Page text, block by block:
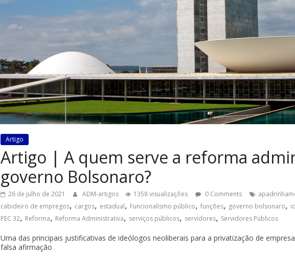
Artigo
Artigo | A quem serve a reforma
governo Bolsonaro?
26 de julho de 2021 ADM-artigos 1358 visualizações 0 Comments
cabideiro de empregos, cargos, estadual, Funcionalismo público, funções, governo bolsonaro,
PEC 32, Reforma, Reforma Administrativa, serviços públicos, servidores, Servidores Públicos
Uma das principais justificativas de ideólogos neoliberais para a privatização de
falsa afirmação